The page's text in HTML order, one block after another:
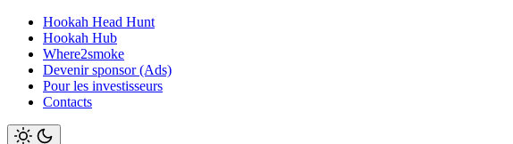
Hookah Head Hunt
Hookah Hub
Where2smoke
Devenir sponsor (Ads)
Pour les investisseurs
Contacts